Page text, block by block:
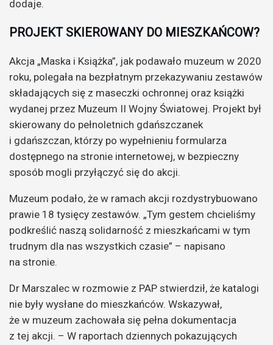
dodaje.
PROJEKT SKIEROWANY DO MIESZKAŃCOW?
Akcja „Maska i Książka”, jak podawało muzeum w 2020
roku, polegała na bezpłatnym przekazywaniu zestawów
składających się z maseczki ochronnej oraz książki
wydanej przez Muzeum II Wojny Światowej. Projekt był
skierowany do pełnoletnich gdańszczanek
i gdańszczan, którzy po wypełnieniu formularza
dostępnego na stronie internetowej, w bezpieczny
sposób mogli przyłączyć się do akcji.
Muzeum podało, że w ramach akcji rozdystrybuowano
prawie 18 tysięcy zestawów. „Tym gestem chcieliśmy
podkreślić naszą solidarność z mieszkańcami w tym
trudnym dla nas wszystkich czasie” – napisano
na stronie.
Dr Marszalec w rozmowie z PAP stwierdził, że katalogi
nie były wysłane do mieszkańców. Wskazywał,
że w muzeum zachowała się pełna dokumentacja
z tej akcji. – W raportach dziennych pokazujących